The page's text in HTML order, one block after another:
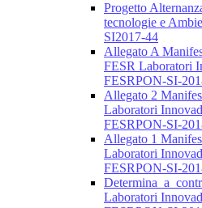
Progetto
tecnologie e
SI2017-44
Allegato A
FESR Laboratori
FESRPON-SI-
Allegato 2
Laboratori
FESRPON-SI-
Allegato 1
Laboratori
FESRPON-SI-
Laboratori